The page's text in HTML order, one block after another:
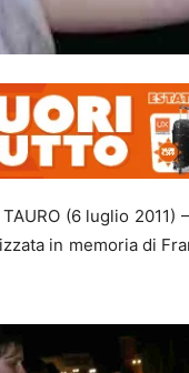
TAURO (6 luglio
in memoria di